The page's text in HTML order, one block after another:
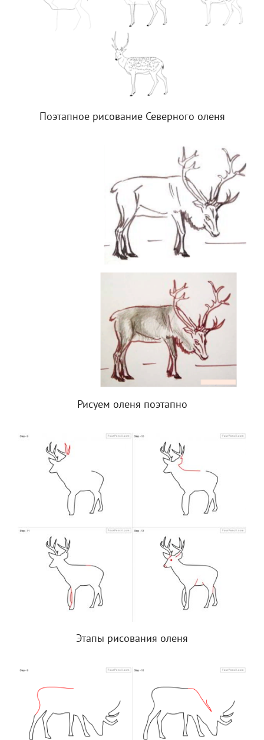
Поэтапное рисование Северного оленя
Рисуем оленя поэтапно
Этапы рисования оленя